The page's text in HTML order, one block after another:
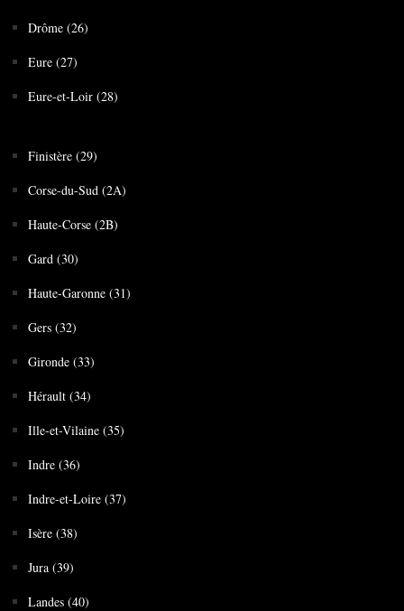
Drôme (26)
Eure (27)
Eure-et-Loir (28)
Finistère (29)
Corse-du-Sud (2A)
Haute-Corse (2B)
Gard (30)
Haute-Garonne (31)
Gers (32)
Gironde (33)
Hérault (34)
Ille-et-Vilaine (35)
Indre (36)
Indre-et-Loire (37)
Isère (38)
Jura (39)
Landes (40)